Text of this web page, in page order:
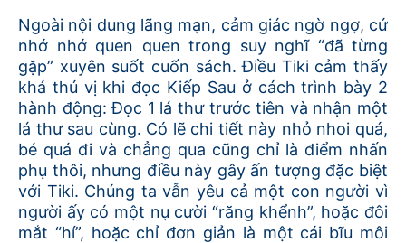
Ngoài nội dung lãng mạn, cảm giác ngờ ngợ, cứ
nhớ nhớ quen quen trong suy nghĩ “đã từng
gặp” xuyên suốt cuốn sách. Điều Tiki cảm thấy
khá thú vị khi đọc Kiếp Sau ở cách trình bày 2
hành động: Đọc 1 lá thư trước tiên và nhận một
lá thư sau cùng. Có lẽ chi tiết này nhỏ nhoi quá,
bé quá đi và chẳng qua cũng chỉ là điểm nhấn
phụ thôi, nhưng điều này gây ấn tượng đặc biệt
với Tiki. Chúng ta vẫn yêu cả một con người vì
người ấy có một nụ cười “răng khểnh”, hoặc đôi
mắt “hí”, hoặc chỉ đơn giản là một cái bĩu môi